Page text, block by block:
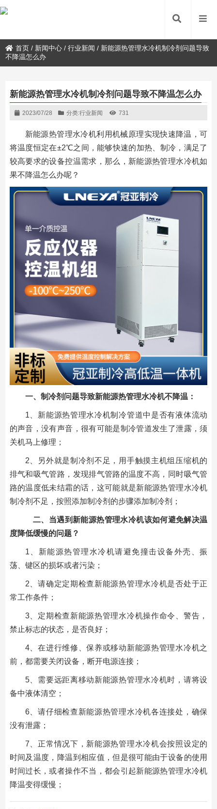
首页 / 新闻中心 /行业新闻 / 新能源热管理水冷机制冷剂问题导致
不降温怎么办
新能源热管理水冷机制冷剂问题导致不降温怎么办
2023/07/28 分类:行业新闻 731
新能源热管理水冷机利用机械原理实现快速降温，可
将温度恒定在±2℃之间，能够快速的加热、制冷，满足了
较高要求的设备控温需求，那么，新能源热管理水冷机如
果不降温怎么办呢？
一、制冷剂问题导致新能源热管理水冷机不降温：
1、新能源热管理水冷机制冷管道中是否有液体流动
的声音，没有声音，很有可能是制冷管道发生了泄露，须
关机马上修理；
2、另外就是制冷剂不足，用手触摸主机组压缩机的
排气和吸气管路，发现排气管路的温度不高，同时吸气管
路的温度低未结霜的话，这可能就是新能源热管理水冷机
制冷剂不足，按照添加制冷剂的步骤添加制冷剂；
二、当遇到新能源热管理水冷机该如何避免解决温
度降低缓慢的问题？
1、新能源热管理水冷机请避免撞击设备外壳、振
荡、键区的损坏或者污染；
2、请确定定期检查新能源热管理水冷机是否处于正
常工作条件；
3、定期检查新能源热管理水冷机操作命令、警告，
禁止标志的状态，是否良好；
4、在进行维修、保养或移动新能源热管理水冷机之
前，都需要关闭设备，断开电源连接；
5、需要远距离移动新能源热管理水冷机时，请将设
备中液体清空；
6、请仔细检查新能源热管理水冷机各连接处，确保
没有泄露；
7、正常情况下，新能源热管理水冷机会按照设定的
时间及温度，降温到相应值，但是很可能由于设备的使用
时间过长，或者操作不当，都会引起新能源热管理水冷机
降温变得缓慢；